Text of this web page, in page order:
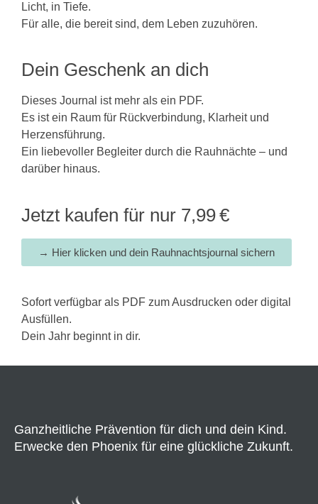
Licht, in Tiefe.
Für alle, die bereit sind, dem Leben zuzuhören.
Dein Geschenk an dich
Dieses Journal ist mehr als ein PDF.
Es ist ein Raum für Rückverbindung, Klarheit und
Herzensführung.
Ein liebevoller Begleiter durch die Rauhnächte – und
darüber hinaus.
Jetzt kaufen für nur 7,99 €
→ Hier klicken und dein Rauhnachtsjournal sichern
Sofort verfügbar als PDF zum Ausdrucken oder digital
Ausfüllen.
Dein Jahr beginnt in dir.
Ganzheitliche Prävention für dich und dein Kind.
Erwecke den Phoenix für eine glückliche Zukunft.